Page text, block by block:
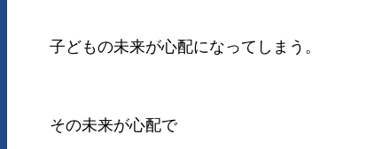
子どもの未来が心配になってしまう。
その未来が心配で